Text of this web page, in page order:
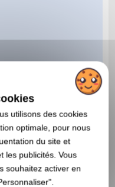
utilisons des cookies
optimale, pour nous
du site et
les publicités. Vous
souhaitez activer en